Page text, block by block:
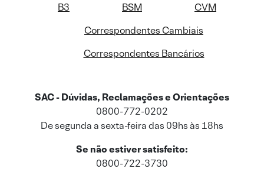
B3 BSM
CVM
Correspondentes Cambiais
Correspondentes Bancários
SAC - Dúvidas, Reclamações e Orientações
0800-772-0202
De segunda a sexta-feira das 09hs às 18hs
Se não estiver satisfeito:
0800-722-3730